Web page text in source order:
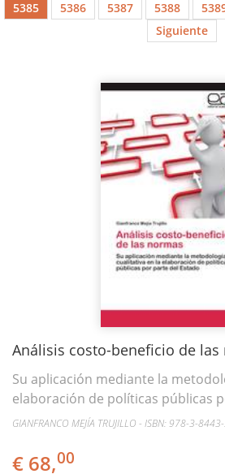
5385
5386 5387 5388
Siguiente
Análisis costo-beneficio de las
Su aplicación mediante la
elaboración de políticas públicas
GIANFRANCO MEJÍA TRUJILLO - ISBN: 978-3-
€ 68,00